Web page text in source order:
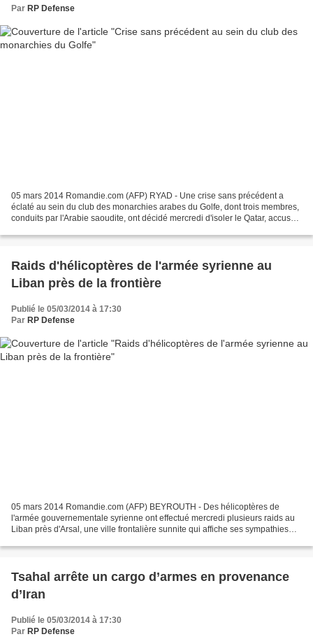
Par RP Defense
05 mars 2014 Romandie.com (AFP) RYAD - Une crise sans précédent a
éclaté au sein du club des monarchies arabes du Golfe, dont trois membres,
conduits par l'Arabie saoudite, ont décidé mercredi d'isoler le Qatar, accusé
Raids d'hélicoptères de l'armée syrienne au
Liban près de la frontière
Publié le 05/03/2014 à 17:30
Par RP Defense
05 mars 2014 Romandie.com (AFP) BEYROUTH - Des hélicoptères de
l'armée gouvernementale syrienne ont effectué mercredi plusieurs raids au
Liban près d'Arsal, une ville frontalière sunnite qui affiche ses sympathies
Tsahal arrête un cargo d’armes en provenance
d’Iran
Publié le 05/03/2014 à 17:30
Par RP Defense